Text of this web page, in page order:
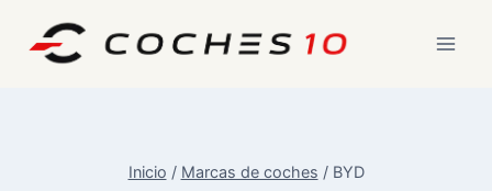
Inicio / Marcas de coches / BYD